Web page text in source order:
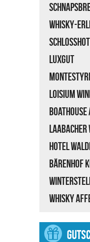
Whisky-
LUXGUT
Loisium
Laabacher
Hotel
Bärenhof
Whisky